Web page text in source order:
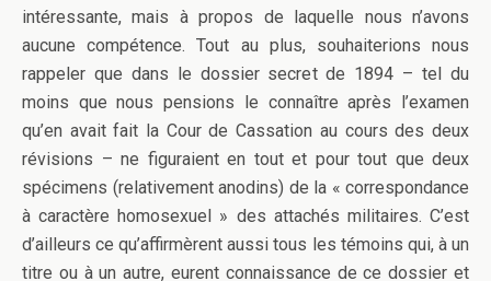
intéressante, mais à propos de laquelle nous n’avons
aucune compétence. Tout au plus, souhaiterions nous
rappeler que dans le dossier secret de 1894 – tel du
moins que nous pensions le connaître après l’examen
qu’en avait fait la Cour de Cassation au cours des deux
révisions – ne figuraient en tout et pour tout que deux
spécimens (relativement anodins) de la « correspondance
à caractère homosexuel » des attachés militaires. C’est
d’ailleurs ce qu’affirmèrent aussi tous les témoins qui, à un
titre ou à un autre, eurent connaissance de ce dossier et